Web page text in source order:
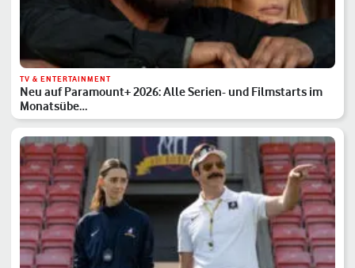
TV & ENTERTAINMENT
Neu auf Paramount+ 2026: Alle Serien- und Filmstarts im
Monatsübe…